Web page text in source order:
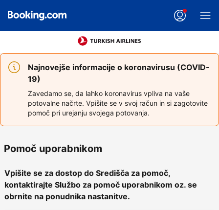
Najnovejše informacije o koronavirusu (COVID-
19)
Zavedamo se, da lahko koronavirus vpliva na vaše
potovalne načrte. Vpišite se v svoj račun in si zagotovite
pomoč pri urejanju svojega potovanja.
Pomoč uporabnikom
Vpišite se za dostop do Središča za pomoč,
kontaktirajte Službo za pomoč uporabnikom oz. se
obrnite na ponudnika nastanitve.